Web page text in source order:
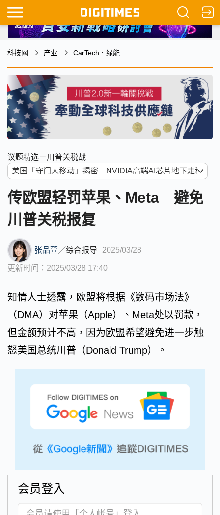
科技网 产业 CarTech．绿能
议题精选－川普关税战
传欧盟轻罚苹果、Meta 避免
川普关税报复
张品萱 ／综合报导 2025/03/28
更新时间：2025/03/28 17:40
知情人士透露，欧盟将根据《数码市场法》
（DMA）对苹果（Apple）、Meta处以罚款，
但金额预计不高，因为欧盟希望避免进一步触
怒美国总统川普（Donald Trump）。
会员登入